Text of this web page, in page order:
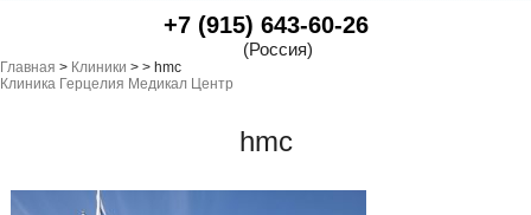
+7 (915) 643-60-26
(Россия)
Главная > Клиники >
Клиника Герцелия Медикал Центр
> hmc
hmc